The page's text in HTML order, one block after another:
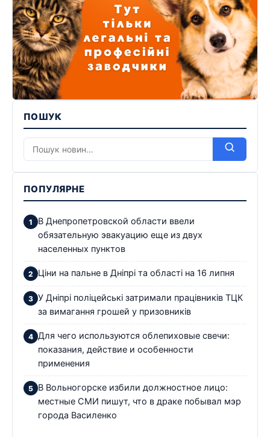
ПОШУК
ПОПУЛЯРНЕ
В Днепропетровской области ввели
обязательную эвакуацию еще из двух
населенных пунктов
Ціни на пальне в Дніпрі та області на 16 липня
У Дніпрі поліцейські затримали працівників ТЦК
за вимагання грошей у призовників
Для чего используются облепиховые свечи:
показания, действие и особенности
применения
В Вольногорске избили должностное лицо:
местные СМИ пишут, что в драке побывал мэр
города Василенко